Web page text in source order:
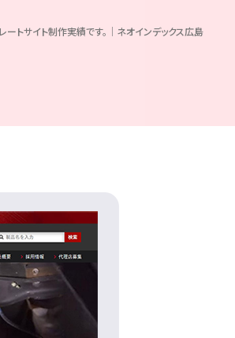
トサイト制作実績です。｜ネオインデックス広島